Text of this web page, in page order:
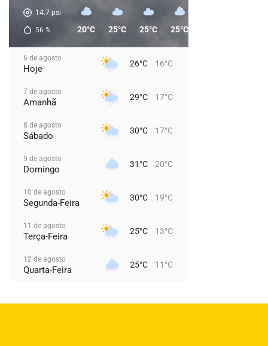
14.7 psi
56 % 20°C 25°C 25°C 25°C
6 de agosto
Hoje 26°C 16°C
7 de agosto
Amanhã 29°C 17°C
8 de agosto
Sábado 30°C 17°C
9 de agosto
Domingo 31°C 20°C
10 de agosto
Segunda-Feira 30°C 19°C
11 de agosto
Terça-Feira 25°C 13°C
12 de agosto
Quarta-Feira 25°C 11°C